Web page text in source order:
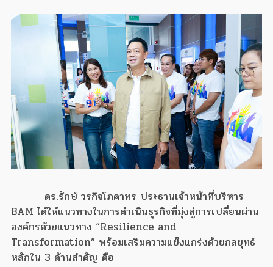
ดร.รักษ์ วรกิจโภคาทร ประธานเจ้าหน้าที่บริหาร
BAM ได้ให้แนวทางในการดำเนินธุรกิจที่มุ่งสู่การเปลี่ยนผ่าน
องค์กรด้วยแนวทาง “Resilience and
Transformation” พร้อมเสริมความแข็งแกร่งด้วยกลยุทธ์
หลักใน 3 ด้านสำคัญ คือ